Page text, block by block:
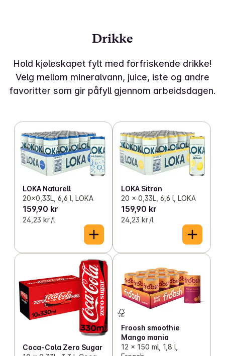
Drikke
Hold kjøleskapet fylt med forfriskende drikke!
Velg mellom mineralvann, juice, iste og andre
favoritter som gir påfyll gjennom arbeidsdagen.
LOKA Naturell
20x0,33L, 6,6 l, LOKA
159,90 kr
24,23 kr /l
LOKA Sitron
20 x 0,33L, 6,6 l, LOKA
159,90 kr
24,23 kr /l
Coca-Cola Zero Sugar
Froosh smoothie
Mango mania
12 x 150 ml, 1,8 l,